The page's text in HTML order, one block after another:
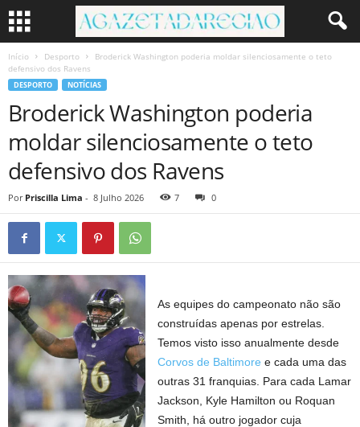
Início Desporto
Broderick Washington poderia moldar silenciosamente o teto
defensivo dos Ravens
DESPORTO NOTÍCIAS
Broderick Washington poderia
moldar silenciosamente o teto
defensivo dos Ravens
Por Priscilla Lima - 8 Julho 2026 7 0
As equipes do campeonato não são
construídas apenas por estrelas.
Temos visto isso anualmente desde
Corvos de Baltimore e cada uma das
outras 31 franquias. Para cada Lamar
Jackson, Kyle Hamilton ou Roquan
Smith, há outro jogador cuja